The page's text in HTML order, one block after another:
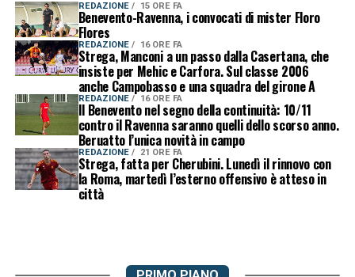
REDAZIONE 15 ORE FA
Benevento-Ravenna, i convocati di mister Floro
Flores
REDAZIONE 16 ORE FA
Strega, Manconi a un passo dalla Casertana, che
insiste per Mehic e Carfora. Sul classe 2006
anche Campobasso e una squadra del girone A
REDAZIONE 16 ORE FA
Il Benevento nel segno della continuità: 10/11
contro il Ravenna saranno quelli dello scorso anno.
Beruatto l’unica novità in campo
REDAZIONE 21 ORE FA
Strega, fatta per Cherubini. Lunedì il rinnovo con
la Roma, martedì l’esterno offensivo è atteso in
città